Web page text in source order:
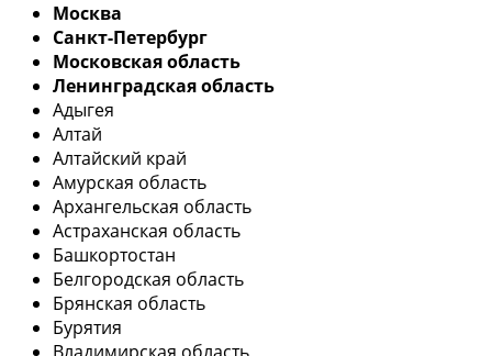
Москва
Санкт-Петербург
Московская область
Ленинградская область
Адыгея
Алтай
Алтайский край
Амурская область
Архангельская область
Астраханская область
Башкортостан
Белгородская область
Брянская область
Бурятия